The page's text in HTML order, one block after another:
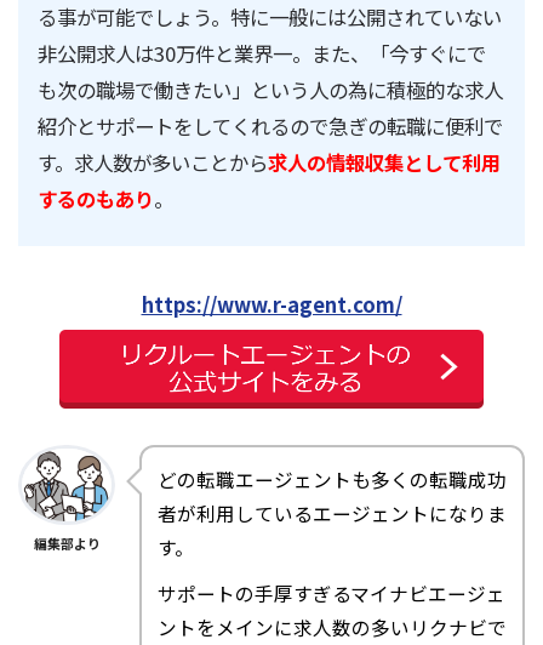
る事が可能でしょう。特に一般には公開されていない
非公開求人は30万件と業界一。また、「今すぐにで
も次の職場で働きたい」という人の為に積極的な求人
紹介とサポートをしてくれるので急ぎの転職に便利で
す。求人数が多いことから求人の情報収集として利用
するのもあり。
https://www.r-agent.com/
編集部より
どの転職エージェントも多くの転職成功
者が利用しているエージェントになりま
す。
サポートの手厚すぎるマイナビエージェ
ントをメインに求人数の多いリクナビで